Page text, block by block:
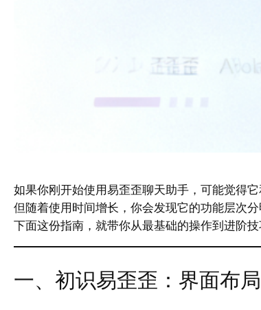
如果你刚开始使用易歪歪聊天助手，可能觉得它
但随着使用时间增长，你会发现它的功能层次
下面这份指南，就带你从最基础的操作到进阶
一、初识易歪歪：界面布